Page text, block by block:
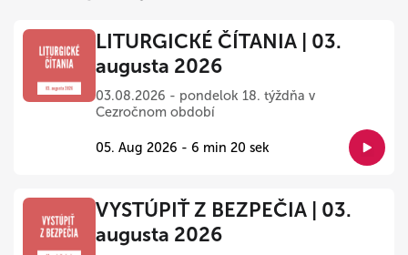
LITURGICKÉ ČÍTANIA | 03.
augusta 2026
03.08.2026 - pondelok 18. týždňa v
Cezročnom období
05. Aug 2026 - 6 min 20 sek
VYSTÚPIŤ Z BEZPEČIA | 03.
augusta 2026